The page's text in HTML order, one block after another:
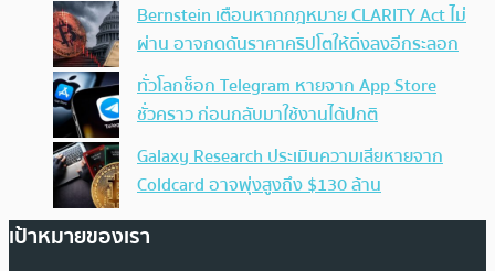
Bernstein เตือนหากกฎหมาย CLARITY Act ไม่
ผ่าน อาจกดดันราคาคริปโตให้ดิ่งลงอีกระลอก
ทั่วโลกช็อก Telegram หายจาก App Store
ชั่วคราว ก่อนกลับมาใช้งานได้ปกติ
Galaxy Research ประเมินความเสียหายจาก
Coldcard อาจพุ่งสูงถึง $130 ล้าน
เป้าหมายของเรา